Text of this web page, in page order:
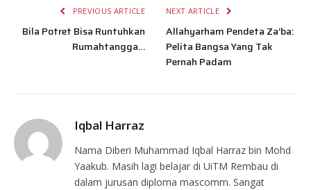
PREVIOUS ARTICLE
Bila Potret Bisa Runtuhkan
Rumahtangga…
NEXT ARTICLE
Allahyarham Pendeta Za’ba:
Pelita Bangsa Yang Tak
Pernah Padam
Iqbal Harraz
Nama Diberi Muhammad Iqbal Harraz bin Mohd
Yaakub. Masih lagi belajar di UiTM Rembau di
dalam jurusan diploma mascomm. Sangat